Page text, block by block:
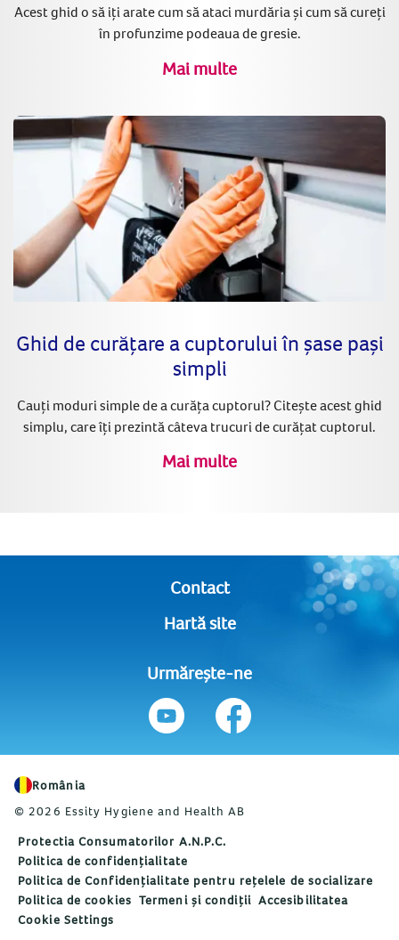
Acest ghid o să iți arate cum să ataci murdăria și cum să cureți
în profunzime podeaua de gresie.
Mai multe
Ghid de curățare a cuptorului în șase pași
simpli
Cauți moduri simple de a curăța cuptorul? Citește acest ghid
simplu, care îți prezintă câteva trucuri de curățat cuptorul.
Mai multe
Contact
Hartă site
Urmărește-ne
România
© 2026 Essity Hygiene and Health AB
Protectia Consumatorilor A.N.P.C.
Politica de confidențialitate
Politica de Confidențialitate pentru rețelele de socializare
Politica de cookies Termeni și condiții Accesibilitatea
Cookie Settings